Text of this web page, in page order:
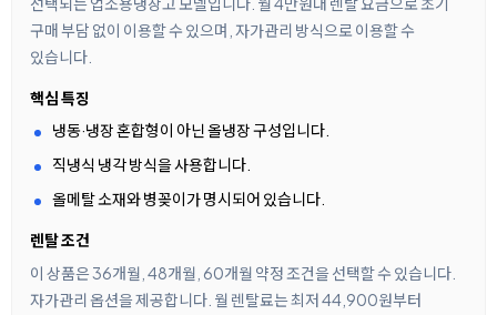
구매 부담 없이 이용할 수 있으며, 자가관리 방식으로 이용할 수
있습니다.
핵심 특징
냉동·냉장 혼합형이 아닌 올냉장 구성입니다.
직냉식 냉각 방식을 사용합니다.
올메탈 소재와 병꽂이가 명시되어 있습니다.
렌탈 조건
이 상품은 36개월, 48개월, 60개월 약정 조건을 선택할 수 있습니다.
자가관리 옵션을 제공합니다. 월 렌탈료는 최저 44,900원부터